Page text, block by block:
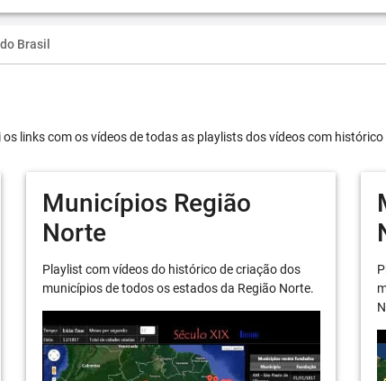
Brasil
links com os vídeos de todas as playlists dos vídeos com
Municípios Região
Norte
Playlist com vídeos do histórico de criação dos
municípios de todos os estados da Região Norte.